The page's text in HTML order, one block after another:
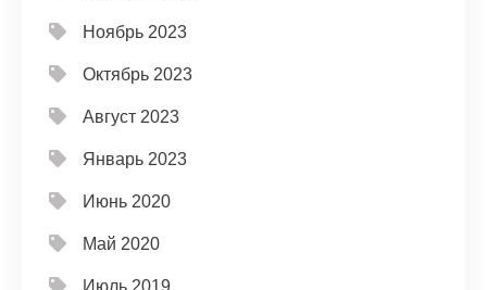
Ноябрь 2023
Октябрь 2023
Август 2023
Январь 2023
Июнь 2020
Май 2020
Июль 2019